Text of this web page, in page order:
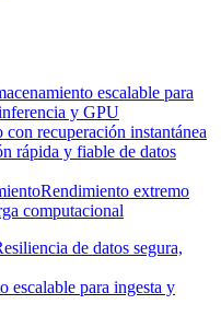
escalable para
y GPU
recuperación instantánea
rápida y fiable de datos
Rendimiento extremo
computacional
de datos segura,
escalable para ingesta y